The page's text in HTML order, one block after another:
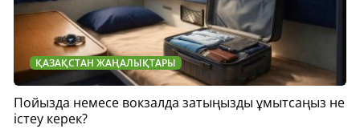
ҚАЗАҚСТАН ЖАҢАЛЫҚТАРЫ
Пойызда немесе вокзалда затыңызды ұмытсаңыз не
істеу керек?